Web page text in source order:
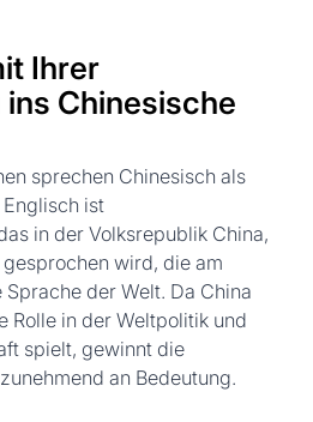
Ihrer
Chinesische
sprechen Chinesisch als
ist
in der Volksrepublik China,
wird, die am
der Welt. Da China
Rolle in der Weltpolitik und
spielt, gewinnt die
an Bedeutung.